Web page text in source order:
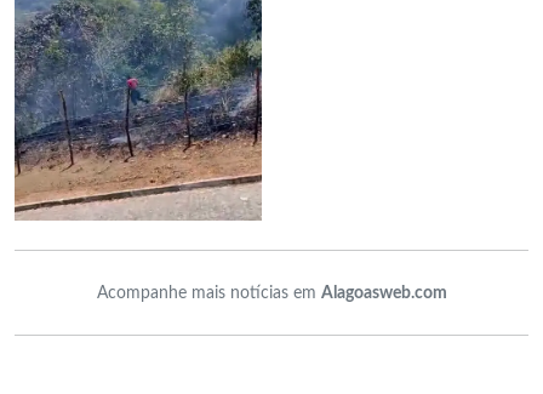
Acompanhe mais notícias em Alagoasweb.com